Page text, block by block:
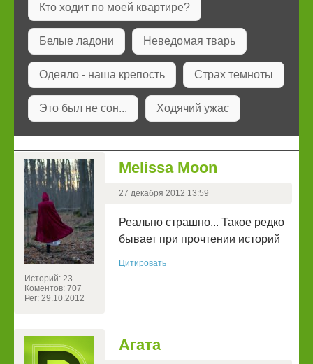
Кто ходит по моей квартире?
Белые ладони Неведомая тварь
Одеяло - наша крепость Страх темноты
Это был не сон... Ходячий ужас
Историй: 23
Коментов: 707
Рег: 29.10.2012
Melissa Moon
27 декабря 2012 13:59
Реально страшно... Такое редко
бывает при прочтении историй
Цитировать
Агата